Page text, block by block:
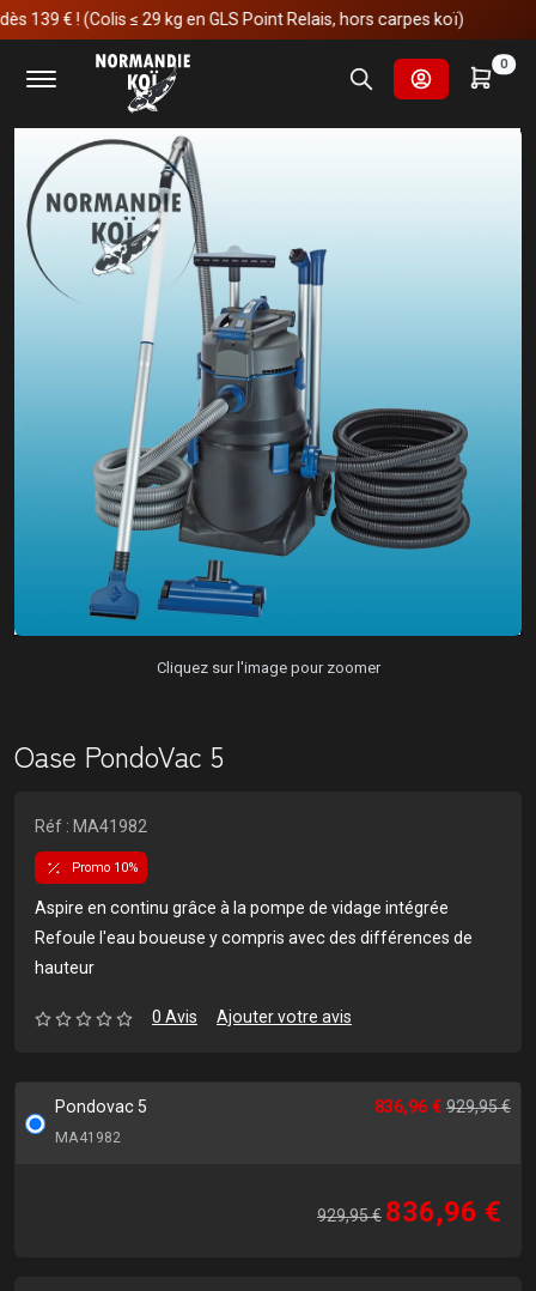
! (Colis ≤ 29 kg en GLS Point Relais, hors carpes koï)
0
Accueil Entretien du bassin
Matériels d'entretien
Oase PondoVac 5
Cliquez sur l'image pour zoomer
Oase PondoVac 5
Réf : MA41982
Promo 10%
Aspire en continu grâce à la pompe de vidage intégrée
Refoule l'eau boueuse y compris avec des différences de
hauteur
0 Avis Ajouter votre avis
Pondovac 5
MA41982
836,96 € 929,95 €
929,95 € 836,96 €